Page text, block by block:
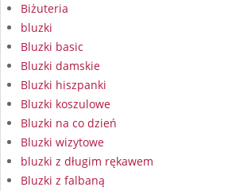
Biżuteria
bluzki
Bluzki basic
Bluzki damskie
Bluzki hiszpanki
Bluzki koszulowe
Bluzki na co dzień
Bluzki wizytowe
bluzki z długim rękawem
Bluzki z falbaną